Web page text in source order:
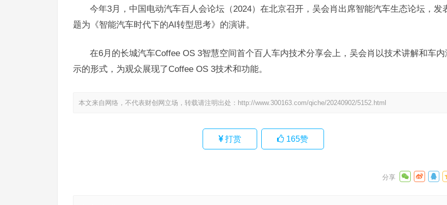
今年3月，中国电动汽车百人会论坛（2024）在北京召开，吴会肖出席智能汽车生态论坛，发
题为《智能汽车时代下的AI转型思考》的演讲。
在6月的长城汽车Coffee OS 3智慧空间首个百人车内技术分享会上，吴会肖以技术讲解和车内
示的形式，为观众展现了Coffee OS 3技术和功能。
本文来自网络，不代表财创网立场，转载请注明出处： http://www.300163.com/qiche/20240902/5152.html
打赏 165赞